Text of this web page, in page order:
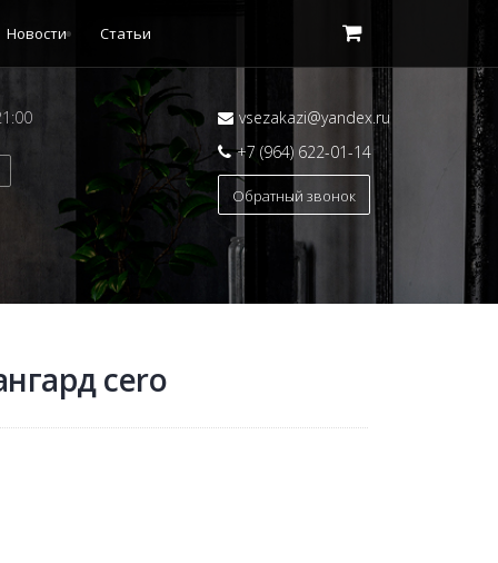
Новости Статьи
vsezakazi@yandex.ru
+7 (964) 622-01-14
Обратный звонок
сero